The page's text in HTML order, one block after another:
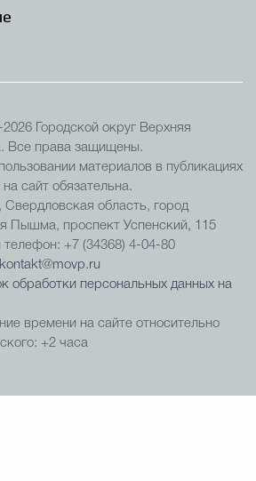
Городской округ Верхняя
Все права защищены.
материалов в публикациях
сайт обязательна.
Свердловская область, город
Пышма, проспект Успенский, 115
телефон: +7 (34368) 4-04-80
kontakt@movp.ru
обработки персональных данных на
времени на сайте относительно
+2 часа